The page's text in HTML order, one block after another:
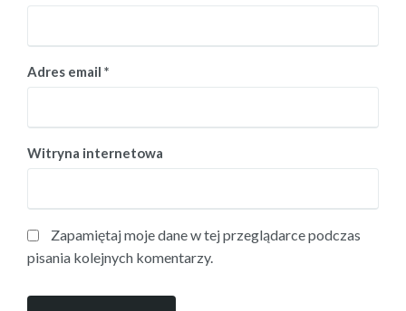
Adres email *
Witryna internetowa
Zapamiętaj moje dane w tej przeglądarce podczas
pisania kolejnych komentarzy.